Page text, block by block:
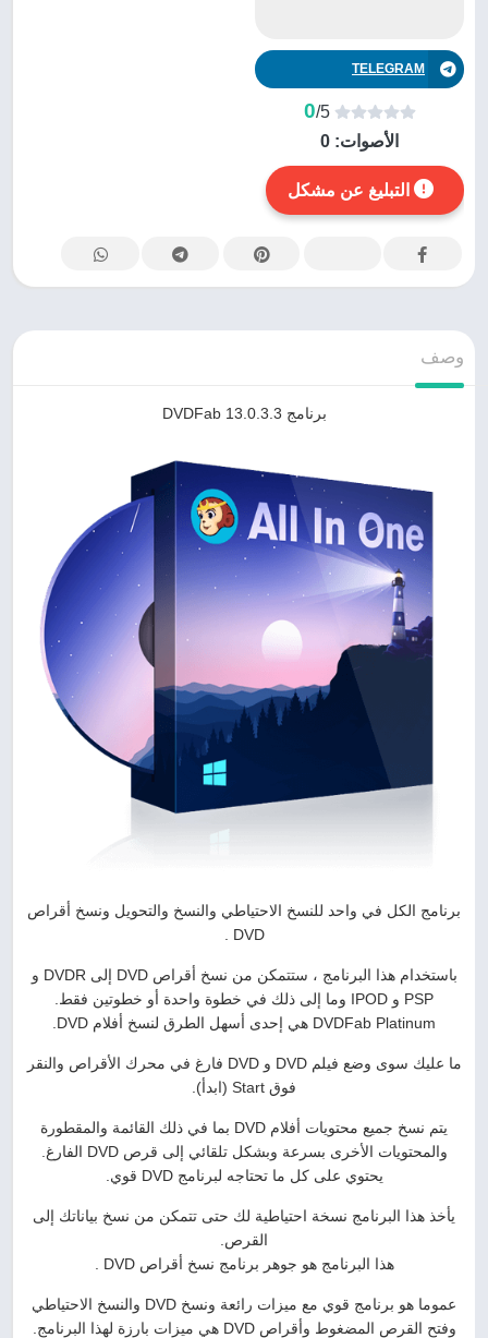
TELEGRAM
0/5
الأصوات: 0
التبليغ عن مشكل
وصف
برنامج DVDFab 13.0.3.3
برنامج الكل في واحد للنسخ الاحتياطي والنسخ والتحويل ونسخ أقراص
DVD .
باستخدام هذا البرنامج ، ستتمكن من نسخ أقراص DVD إلى DVDR و
PSP و IPOD وما إلى ذلك في خطوة واحدة أو خطوتين فقط.
DVDFab Platinum هي إحدى أسهل الطرق لنسخ أفلام DVD.
ما عليك سوى وضع فيلم DVD و DVD فارغ في محرك الأقراص والنقر
فوق Start (ابدأ).
يتم نسخ جميع محتويات أفلام DVD بما في ذلك القائمة والمقطورة
والمحتويات الأخرى بسرعة وبشكل تلقائي إلى قرص DVD الفارغ.
يحتوي على كل ما تحتاجه لبرنامج DVD قوي.
يأخذ هذا البرنامج نسخة احتياطية لك حتى تتمكن من نسخ بياناتك إلى
القرص.
هذا البرنامج هو جوهر برنامج نسخ أقراص DVD .
عموما هو برنامج قوي مع ميزات رائعة ونسخ DVD والنسخ الاحتياطي
وفتح القرص المضغوط وأقراص DVD هي ميزات بارزة لهذا البرنامج.